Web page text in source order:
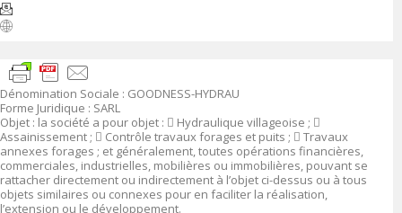
Dénomination Sociale : GOODNESS-HYDRAU
Forme Juridique : SARL
Objet : la société a pour objet :  Hydraulique villageoise ; 
Assainissement ;  Contrôle travaux forages et puits ;  Travaux
annexes forages ; et généralement, toutes opérations financières,
commerciales, industrielles, mobilières ou immobilières, pouvant se
rattacher directement ou indirectement à l’objet ci-dessus ou à tous
objets similaires ou connexes pour en faciliter la réalisation,
l’extension ou le développement.